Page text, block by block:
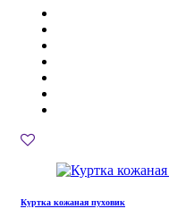
Куртка кожаная пуховик